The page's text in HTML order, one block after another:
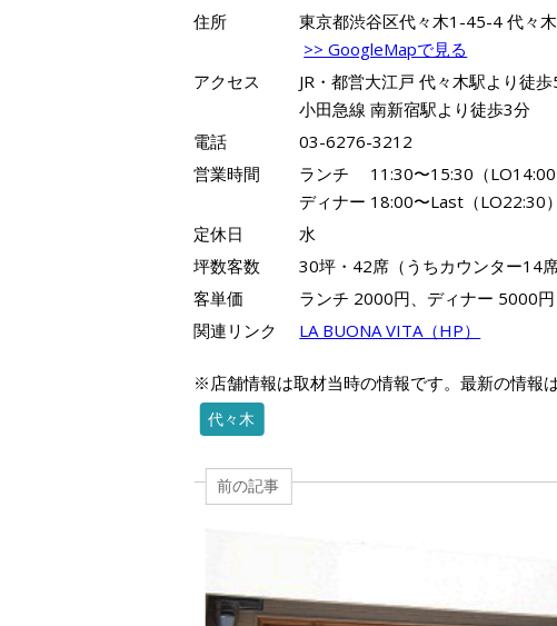
住所
東京都渋谷区代々木1-45-4 代々
>> GoogleMapで見る
アクセス
JR・都営大江戸 代々木駅より徒
小田急線 南新宿駅より徒歩3分
電話
03-6276-3212
営業時間
ランチ 11:30〜15:30（LO14:00
ディナー 18:00〜Last（LO22:30）
定休日
水
坪数客数
30坪・42席（うちカウンター14
客単価
ランチ 2000円、ディナー 5000円
関連リンク
LA BUONA VITA（HP）
※店舗情報は取材当時の情報です。最新の情報
代々木
前の記事